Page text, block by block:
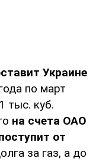
Украине
по март
тыс. куб.
на счета ОАО
от
за газ, а до